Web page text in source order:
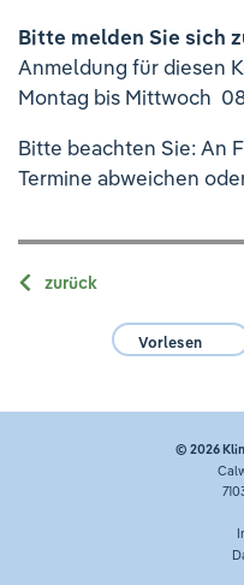
Ihre Meinung ist uns wichtig!
Bitte melden Sie sich
Anmeldung für diesen
Montag bis Mittwoch
Bitte beachten Sie: An
Termine abweichen
zurück
Vorlesen
© 2026